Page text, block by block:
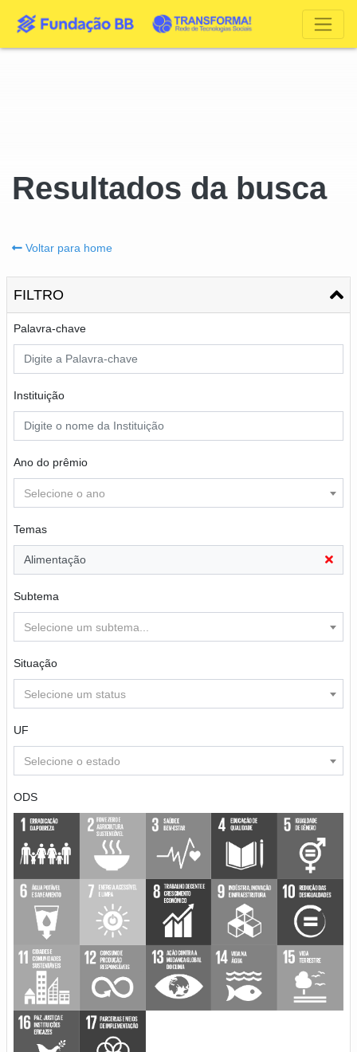
Resultados da busca
Voltar para home
FILTRO
Palavra-chave
Instituição
Ano do prêmio
Selecione o ano
Temas
Alimentação
Subtema
Selecione um subtema...
Situação
Selecione um status
UF
Selecione o estado
ODS